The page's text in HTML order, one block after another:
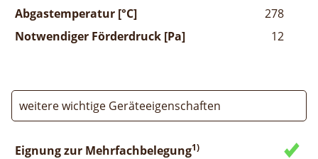
Abgastemperatur [°C]
278
Notwendiger Förderdruck [Pa]
12
weitere wichtige Geräteeigenschaften
Eignung zur Mehrfachbelegung1)